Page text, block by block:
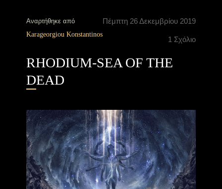
Πέμπτη 26 Δεκεμβρίου 2019
1 Σχόλιο
Αναρτήθηκε από
Karageorgiou Konstantinos
RHODIUM-SEA OF THE
DEAD